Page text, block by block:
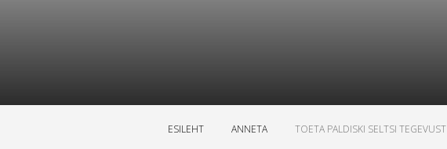
ESILEHT ANNETA TOETA PALDISKI SELTSI TEGEVUST